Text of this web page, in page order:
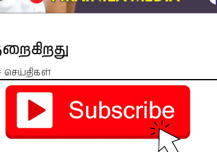
செய்திகள்